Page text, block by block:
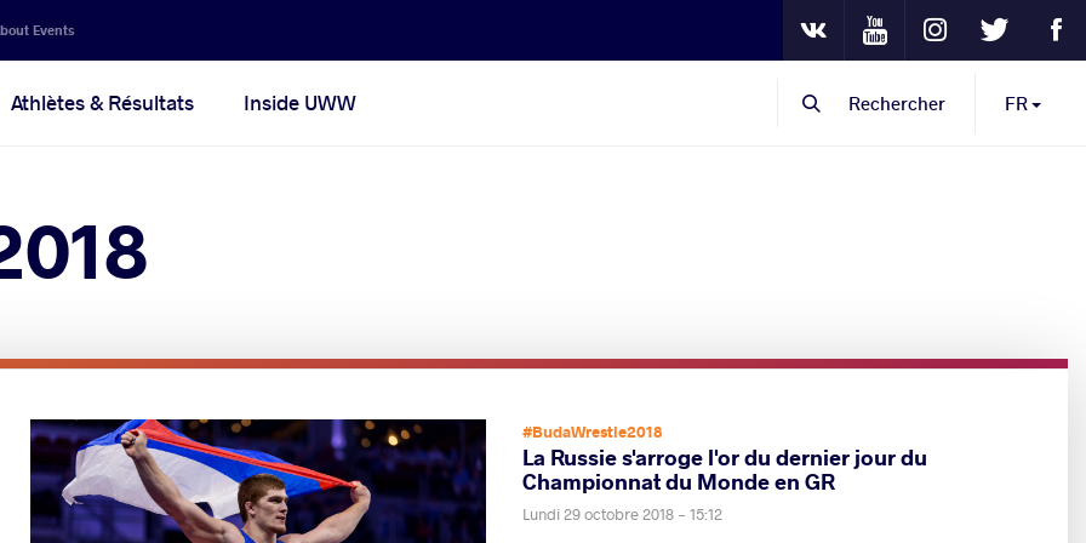
Events VKontakteYoutube
InstagramTwitter
Athlètes & Résultats Inside UWW FR
Rechercher
#BudaWrestle2018
La Russie s'arroge l'or du dernier jour du
Championnat du Monde en GR
Lundi 29 octobre 2018 - 15:12